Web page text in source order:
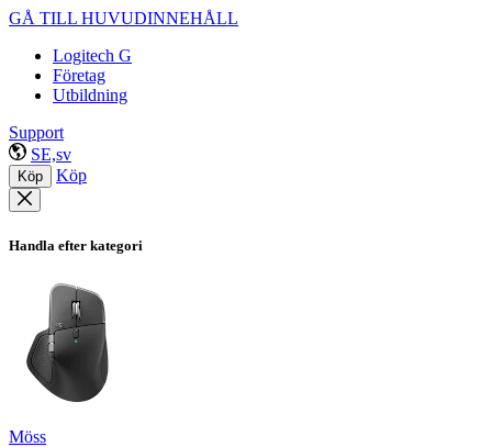
GÅ TILL HUVUDINNEHÅLL
Logitech G
Företag
Utbildning
Support
SE,sv
Köp Köp
Handla efter kategori
Möss